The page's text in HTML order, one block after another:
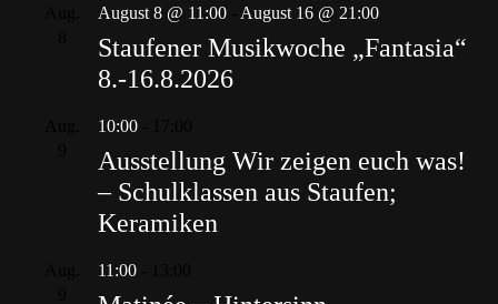
August 8 @ 11:00 August 16 @ 21:00
Staufener Musikwoche „Fantasia“
8.-16.8.2026
10:00
Ausstellung Wir zeigen euch was!
– Schulklassen aus Staufen;
Keramiken
11:00